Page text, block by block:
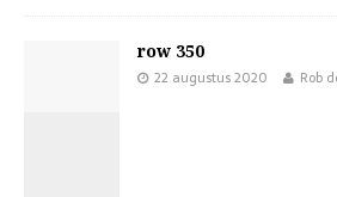
row 350
22 augustus 2020 Rob